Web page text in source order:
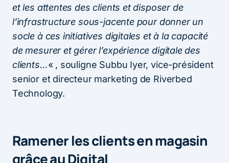
et les attentes des clients et disposer de
l’infrastructure sous-jacente pour donner un
socle à ces initiatives digitales et à la capacité
de mesurer et gérer l’expérience digitale des
clients…« , souligne Subbu Iyer, vice-président
senior et directeur marketing de Riverbed
Technology.
Ramener les clients en magasin
grâce au Digital